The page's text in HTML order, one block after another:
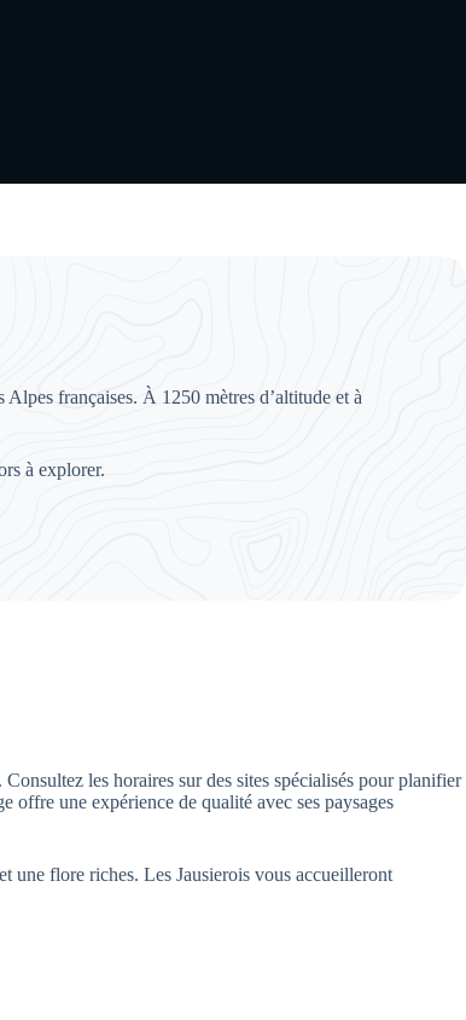
françaises. À 1250 mètres d’altitude et à
à explorer.
les horaires sur des sites spécialisés pour planifier
offre une expérience de qualité avec ses paysages
une flore riches. Les Jausierois vous accueilleront